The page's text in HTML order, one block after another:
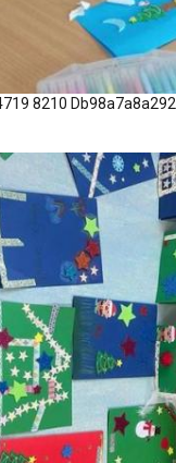
8210 Db98a7a8a292